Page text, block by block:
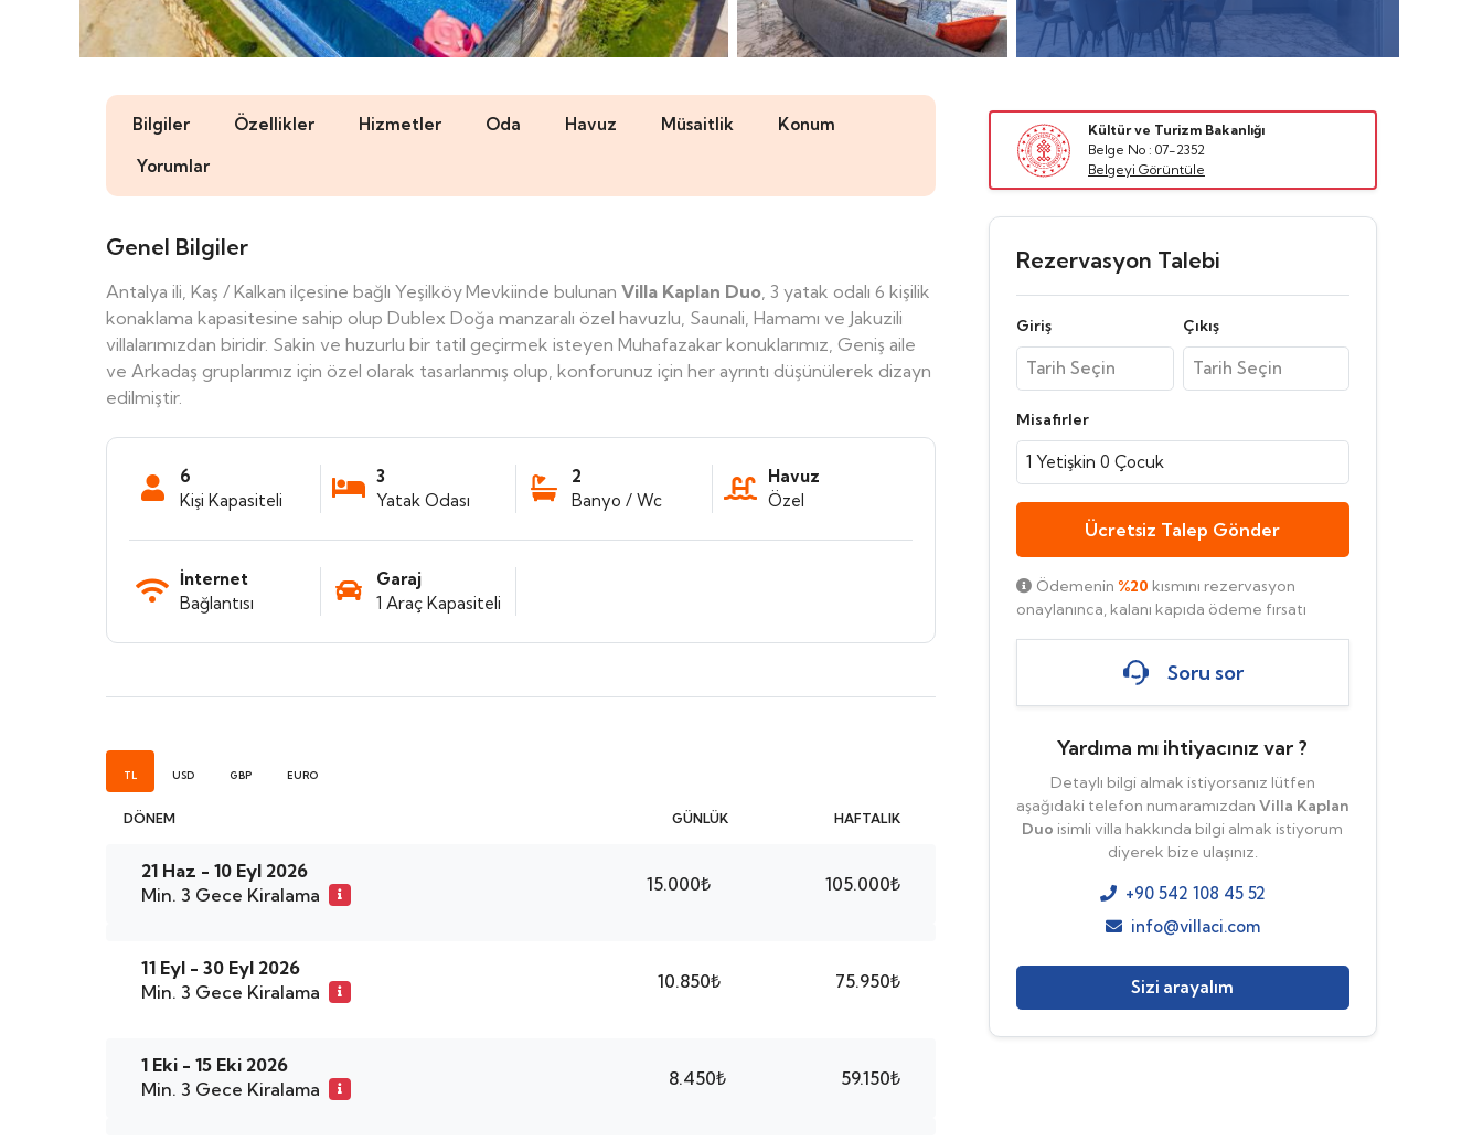
Bilgiler Özellikler Hizmetler Oda Havuz Müsaitlik
Konum
Yorumlar
Genel Bilgiler
Antalya ili, Kaş / Kalkan ilçesine bağlı YeşilköyMevkiinde bulunan Villa Kaplan Duo, 3 yatak odalı 6 kişilik
konaklama kapasitesine sahip olup Dublex Doğa manzaralı özel havuzlu, Saunali, Hamamı ve Jakuzili
villalarımızdan biridir. Sakin ve huzurlu bir tatil geçirmek isteyen Muhafazakar konuklarımız, Geniş aile
ve Arkadaş gruplarımız için özel olarak tasarlanmış olup, konforunuz için her ayrıntı düşünülerek dizayn
edilmiştir.
6
Kişi Kapasiteli
3
Yatak Odası
2
Banyo / Wc
Havuz
Özel
İnternet
Bağlantısı
Garaj
1 Araç Kapasiteli
TL USD GBP EURO
DÖNEM GÜNLÜK HAFTALIK
21 Haz - 10 Eyl 2026
Min. 3 Gece Kiralama
15.000₺ 105.000₺
11 Eyl - 30 Eyl 2026
Min. 3 Gece Kiralama
10.850₺ 75.950₺
1 Eki - 15 Eki 2026
Min. 3 Gece Kiralama
8.450₺ 59.150₺
Kültür ve Turizm Bakanlığı
Belge No : 07-2352
Belgeyi Görüntüle
Rezervasyon Talebi
Giriş Çıkış
Misafirler
1 Yetişkin 0 Çocuk
Ücretsiz Talep Gönder
Ödemenin %20 kısmını rezervasyon
onaylanınca, kalanı kapıda ödeme fırsatı
Soru sor
Yardıma mı ihtiyacınız var ?
Detaylı bilgi almak istiyorsanız lütfen
aşağıdaki telefon numaramızdanVilla Kaplan
Duo isimli villa hakkında bilgi almak istiyorum
diyerek bize ulaşınız.
+90 542 108 45 52
info@villaci.com
Sizi arayalım